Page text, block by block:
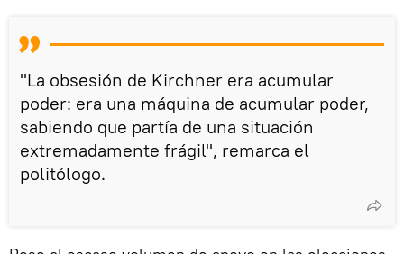
"La obsesión de Kirchner era acumular
poder: era una máquina de acumular poder,
sabiendo que partía de una situación
extremadamente frágil", remarca el
politólogo.